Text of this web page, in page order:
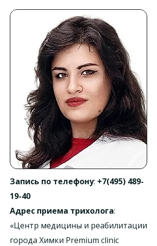
Запись по телефону: +7(495) 489-
19-40
Адрес приема трихолога:
«Центр медицины и реабилитации
города Химки Premium clinic